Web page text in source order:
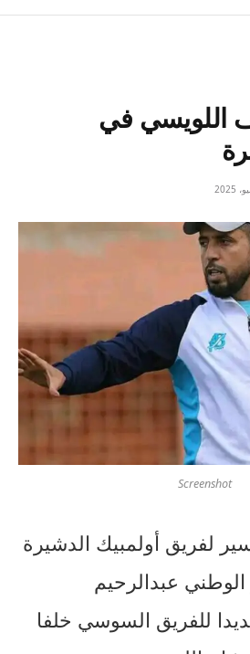
اللويسي في
Screenshot
لفريق أولمبيك الدشيرة
عبدالرحيم
للفريق السوسي خلفا